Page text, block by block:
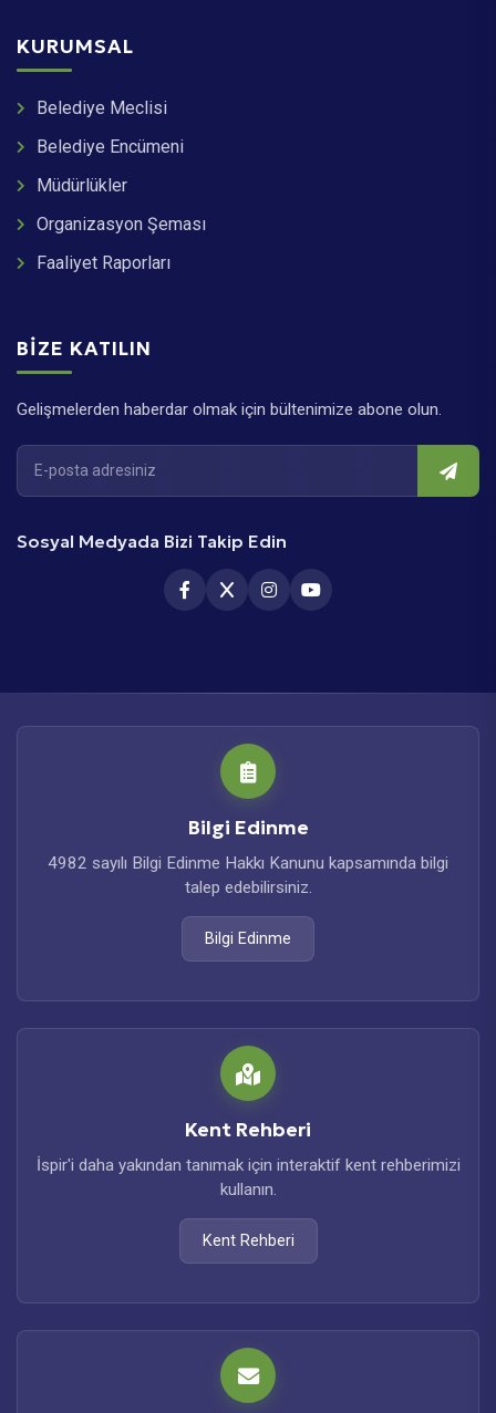
KURUMSAL
Belediye Meclisi
Belediye Encümeni
Müdürlükler
Organizasyon Şeması
Faaliyet Raporları
BIZE KATILIN
Gelişmelerden haberdar olmak için bültenimize abone olun.
Sosyal Medyada Bizi Takip Edin
Bilgi Edinme
4982 sayılı Bilgi Edinme Hakkı Kanunu kapsamında bilgi
talep edebilirsiniz.
Bilgi Edinme
Kent Rehberi
İspir'i daha yakından tanımak için interaktif kent rehberimizi
kullanın.
Kent Rehberi